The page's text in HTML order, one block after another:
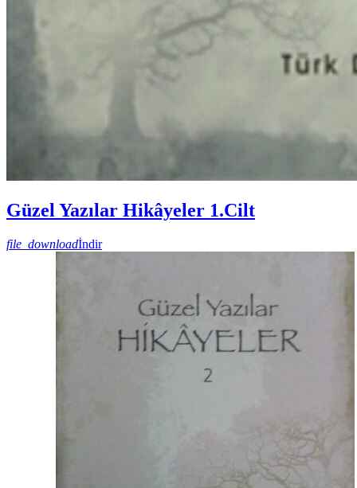
Güzel Yazılar Hikâyeler 1.Cilt
file_downloadİndir